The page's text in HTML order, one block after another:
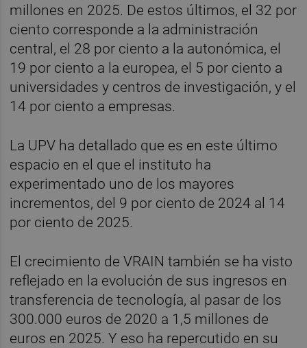
millones en 2025. De estos últimos, el 32 por
ciento corresponde a la administración
central, el 28 por ciento a la autonómica, el
19 por ciento a la europea, el 5 por ciento a
universidades y centros de investigación, y el
14 por ciento a empresas.
La UPV ha detallado que es en este último
espacio en el que el instituto ha
experimentado uno de los mayores
incrementos, del 9 por ciento de 2024 al 14
por ciento de 2025.
El crecimiento de VRAIN también se ha visto
reflejado en la evolución de sus ingresos en
transferencia de tecnología, al pasar de los
300.000 euros de 2020 a 1,5 millones de
euros en 2025. Y eso ha repercutido en su